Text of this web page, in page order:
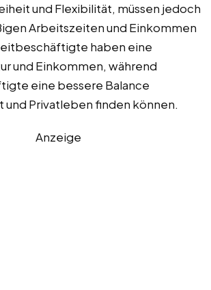
und Flexibilität, müssen jedoch
Arbeitszeiten und Einkommen
haben eine
und Einkommen, während
eine bessere Balance
und Privatleben finden können.
Anzeige